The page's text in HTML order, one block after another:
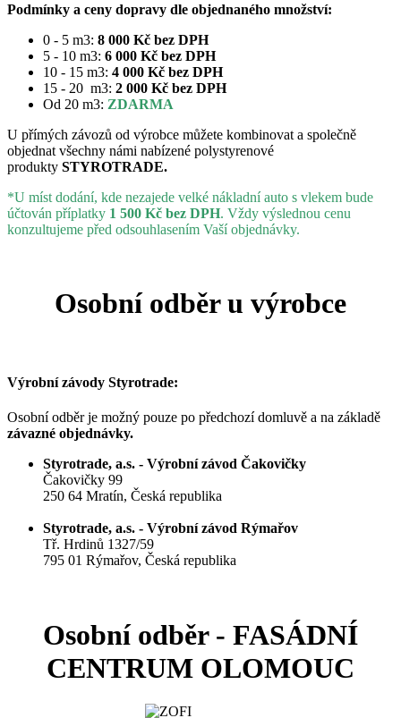
Podmínky a ceny dopravy dle objednaného množství:
0 - 5 m3: 8 000 Kč bez DPH
5 - 10 m3: 6 000 Kč bez DPH
10 - 15 m3: 4 000 Kč bez DPH
15 - 20 m3: 2 000 Kč bez DPH
Od 20 m3: ZDARMA
U přímých závozů od výrobce můžete kombinovat a společně
objednat všechny námi nabízené polystyrenové
produkty STYROTRADE.
*U míst dodání, kde nezajede velké nákladní auto s vlekem bude
účtován příplatky 1 500 Kč bez DPH. Vždy výslednou cenu
konzultujeme před odsouhlasením Vaší objednávky.
Osobní odběr u výrobce
Výrobní závody Styrotrade:
Osobní odběr je možný pouze po předchozí domluvě a na základě
závazné objednávky.
Styrotrade, a.s. - Výrobní závod Čakovičky
Čakovičky 99
250 64 Mratín, Česká republika
Styrotrade, a.s. - Výrobní závod Rýmařov
Tř. Hrdinů 1327/59
795 01 Rýmařov, Česká republika
Osobní odběr - FASÁDNÍ
CENTRUM OLOMOUC